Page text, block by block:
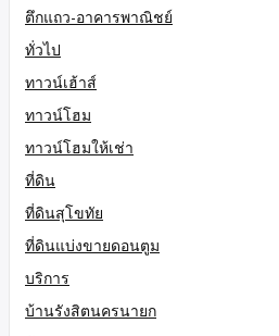
ตึกแถว-อาคารพาณิชย์
ทั่วไป
ทาวน์เฮ้าส์
ทาวน์โฮม
ทาวน์โฮมให้เช่า
ที่ดิน
ที่ดินสุโขทัย
ที่ดินแบ่งขายดอนตูม
บริการ
บ้านรังสิตนครนายก